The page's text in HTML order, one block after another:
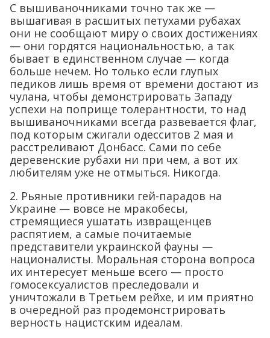
С вышиваночниками точно так же —
вышагивая в расшитых петухами рубахах
они не сообщают миру о своих достижениях
— они гордятся национальностью, а так
бывает в единственном случае — когда
больше нечем. Но только если глупых
педиков лишь время от времени достают из
чулана, чтобы демонстрировать Западу
успехи на поприще толерантности, то над
вышиваночниками всегда развевается флаг,
под которым сжигали одесситов 2 мая и
расстреливают Донбасс. Сами по себе
деревенские рубахи ни при чем, а вот их
любителям уже не отмыться. Никогда.
2. Рьяные противники гей-парадов на
Украине — вовсе не мракобесы,
стремящиеся ушатать извращенцев
распятием, а самые почитаемые
представители украинской фауны —
националисты. Моральная сторона вопроса
их интересует меньше всего — просто
гомосексуалистов преследовали и
уничтожали в Третьем рейхе, и им приятно
в очередной раз продемонстрировать
верность нацистским идеалам.